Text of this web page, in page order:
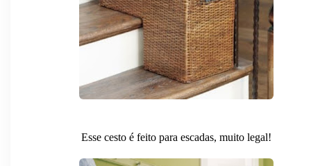
Esse cesto é feito para escadas, muito legal!